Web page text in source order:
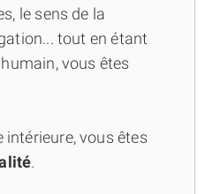
le sens de la
tout en étant
vous êtes
intérieure, vous êtes
.